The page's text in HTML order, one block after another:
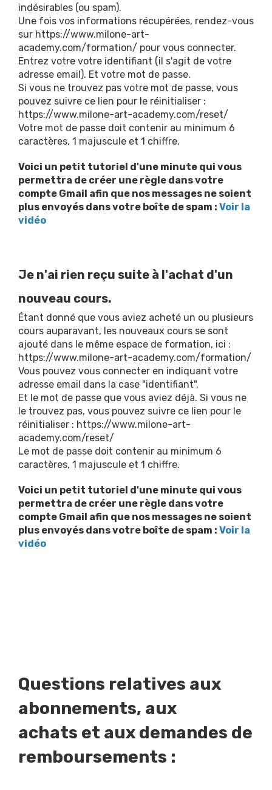
indésirables (ou spam).
Une fois vos informations récupérées, rendez-vous
sur https://www.milone-art-
academy.com/formation/ pour vous connecter.
Entrez votre votre identifiant (il s'agit de votre
adresse email). Et votre mot de passe.
Si vous ne trouvez pas votre mot de passe, vous
pouvez suivre ce lien pour le réinitialiser :
https://www.milone-art-academy.com/reset/
Votre mot de passe doit contenir au minimum 6
caractères, 1 majuscule et 1 chiffre.
Voici un petit tutoriel d'une minute qui vous
permettra de créer une règle dans votre
compte Gmail afin que nos messages ne soient
plus envoyés dans votre boîte de spam : Voir la
vidéo
Je n'ai rien reçu suite à l'achat d'un
nouveau cours.
Étant donné que vous aviez acheté un ou plusieurs
cours auparavant, les nouveaux cours se sont
ajouté dans le même espace de formation, ici :
https://www.milone-art-academy.com/formation/
Vous pouvez vous connecter en indiquant votre
adresse email dans la case "identifiant".
Et le mot de passe que vous aviez déjà. Si vous ne
le trouvez pas, vous pouvez suivre ce lien pour le
réinitialiser : https://www.milone-art-
academy.com/reset/
Le mot de passe doit contenir au minimum 6
caractères, 1 majuscule et 1 chiffre.
Voici un petit tutoriel d'une minute qui vous
permettra de créer une règle dans votre
compte Gmail afin que nos messages ne soient
plus envoyés dans votre boîte de spam : Voir la
vidéo
Questions relatives aux
abonnements, aux
achats et aux demandes de
remboursements :